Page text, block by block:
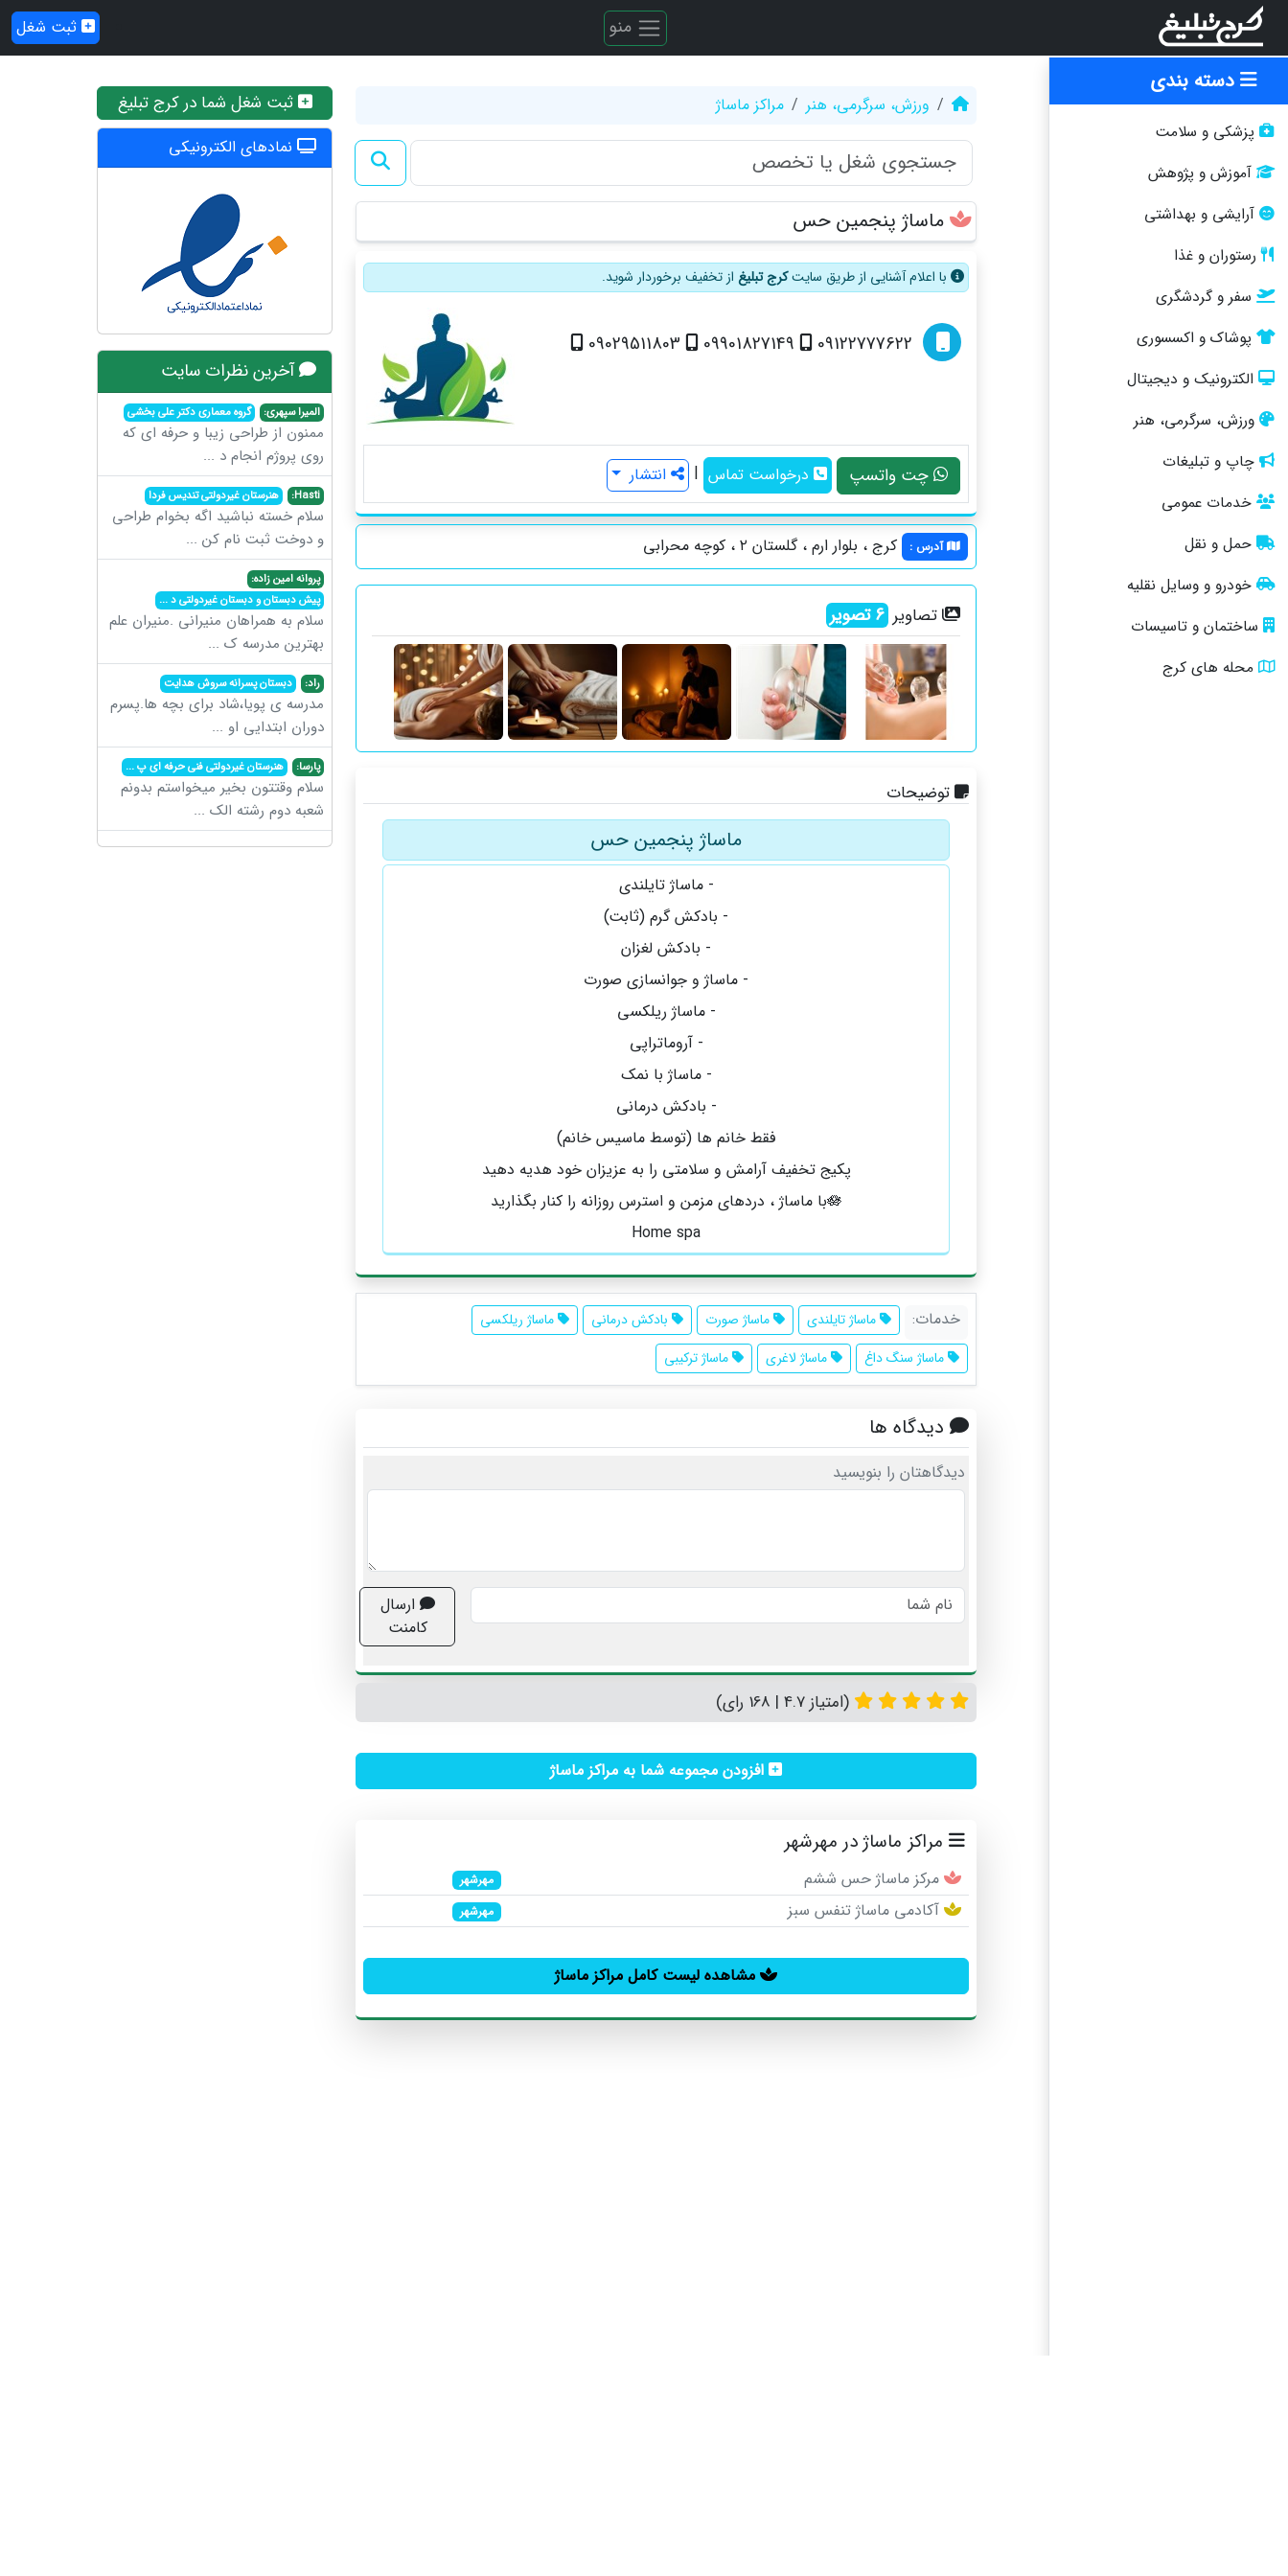
منو ثبت شغل
دسته بندی
پزشکی و سلامت
آموزش و پژوهش
آرایشی و بهداشتی
رستوران و غذا
سفر و گردشگری
پوشاک و اکسسوری
الکترونیک و دیجیتال
ورزش، سرگرمی، هنر
چاپ و تبلیغات
خدمات عمومی
حمل و نقل
خودرو و وسایل نقلیه
ساختمان و تاسیسات
محله های کرج
ورزش، سرگرمی، هنر مراکز ماساژ
ماساژ پنجمین حس
با اعلام آشنایی از طریق سایتکرج تبلیغ از تخفیف برخوردار شوید.
09122777622
09901827149
09029511803
چت واتسپ درخواست تماس | انتشار
آدرس : کرج ، بلوار ارم ، گلستان ۲ ، کوچه محرابی
تصاویر 6تصویر
توضیحات
ماساژ پنجمین حس
- ماساژ تایلندی
- بادکش گرم (ثابت)
- بادکش لغزان
- ماساژ و جوانسازی صورت
- ماساژ ریلکسی
- آروماتراپی
- ماساژ با نمک
- بادکش درمانی
فقط خانم ها (توسط ماسیس خانم)
پکیج تخفیف آرامش و سلامتی را به عزیزان خود هدیه دهید
🪷با ماساژ ، دردهای مزمن و استرس روزانه را کنار بگذارید
Home spa
خدمات: ماساژ تایلندی ماساژ صورت بادکش درمانی
ماساژ ریلکسی
ماساژ سنگ داغ
ماساژ لاغری ماساژ ترکیبی
دیدگاه ها
دیدگاهتان را بنویسید
ارسال
کامنت
(امتیاز 4.7 | 168 رای)
افزودن مجموعه شما به مراکز ماساژ
مراکز ماساژ در مهرشهر
مرکز ماساژ حس ششم مهرشهر
آکادمی ماساژ تنفس سبز مهرشهر
مشاهده لیست کامل مراکز ماساژ
ثبت شغل شما در کرج تبلیغ
نمادهای الکترونیکی
آخرین نظرات سایت
المیرا سپهری: گروه معماری دکتر علی بخشی
ممنون از طراحی زیبا و حرفه ای که
روی پروژم انجام د ...
Hasti: هنرستان غیردولتی تندیس فردا
سلام خسته نباشید اگه بخوام طراحی
و دوخت ثبت نام کن ...
پروانه امین زاده:
پیش دبستان و دبستان غیردولتی د...
سلام به همراهان منیرانی .منیران علم
بهترین مدرسه ک ...
راد: دبستان پسرانه سروش هدایت
مدرسه ی پویا،شاد برای بچه ها.پسرم
دوران ابتدایی او ...
پارسا: هنرستان غیردولتی فنی حرفه ای پ...
سلام وقتتون بخیر میخواستم بدونم
شعبه دوم رشته الک ...